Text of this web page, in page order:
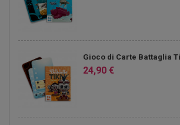
Gioco di Carte Battaglia
24,90 €